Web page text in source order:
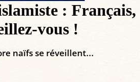
: Français,
vous !
naïfs se réveillent...